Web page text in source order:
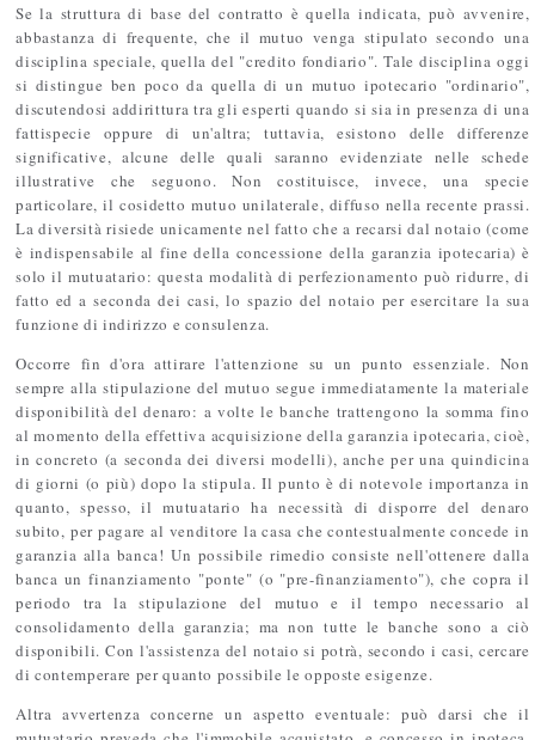
Se la struttura di base del contratto è quella indicata, può avvenire,
abbastanza di frequente, che il mutuo venga stipulato secondo una
disciplina speciale, quella del "credito fondiario". Tale disciplina oggi
si distingue ben poco da quella di un mutuo ipotecario "ordinario",
discutendosi addirittura tra gli esperti quando si sia in presenza di una
fattispecie oppure di un'altra; tuttavia, esistono delle differenze
significative, alcune delle quali saranno evidenziate nelle schede
illustrative che seguono. Non costituisce, invece, una specie
particolare, il cosidetto mutuo unilaterale, diffuso nella recente prassi.
La diversità risiede unicamente nel fatto che a recarsi dal notaio (come
è indispensabile al fine della concessione della garanzia ipotecaria) è
solo il mutuatario: questa modalità di perfezionamento può ridurre, di
fatto ed a seconda dei casi, lo spazio del notaio per esercitare la sua
funzione di indirizzo e consulenza.
Occorre fin d'ora attirare l'attenzione su un punto essenziale. Non
sempre alla stipulazione del mutuo segue immediatamente la materiale
disponibilità del denaro: a volte le banche trattengono la somma fino
al momento della effettiva acquisizione della garanzia ipotecaria, cioè,
in concreto (a seconda dei diversi modelli), anche per una quindicina
di giorni (o più) dopo la stipula. Il punto è di notevole importanza in
quanto, spesso, il mutuatario ha necessità di disporre del denaro
subito, per pagare al venditore la casa che contestualmente concede in
garanzia alla banca! Un possibile rimedio consiste nell'ottenere dalla
banca un finanziamento "ponte" (o "pre-finanziamento"), che copra il
periodo tra la stipulazione del mutuo e il tempo necessario al
consolidamento della garanzia; ma non tutte le banche sono a ciò
disponibili. Con l'assistenza del notaio si potrà, secondo i casi, cercare
di contemperare per quanto possibile le opposte esigenze.
Altra avvertenza concerne un aspetto eventuale: può darsi che il